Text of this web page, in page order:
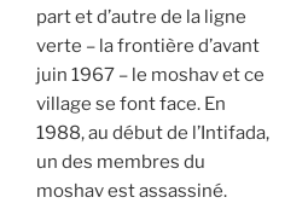
part et d’autre de la ligne
verte – la frontière d’avant
juin 1967 – le moshav et ce
village se font face. En
1988, au début de l’Intifada,
un des membres du
moshav est assassiné.